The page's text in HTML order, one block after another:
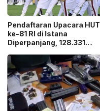
Pendaftaran Upacara HUT
ke-81 RI di Istana
Diperpanjang, 128.331
Ticket”